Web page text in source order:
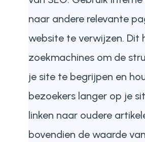
naar andere relevante
website te verwijzen. Dit
zoekmachines om de
je site te begrijpen en
bezoekers langer op je
linken naar oudere
bovendien de waarde